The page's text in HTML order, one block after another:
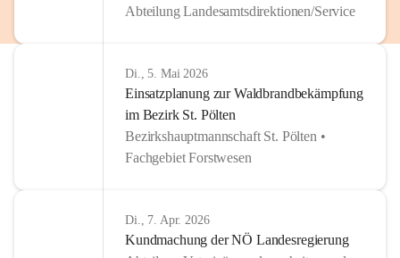
Abteilung Landesamtsdirektionen/Service
Di., 5. Mai 2026
Einsatzplanung zur Waldbrandbekämpfung
im Bezirk St. Pölten
Bezirkshauptmannschaft St. Pölten •
Fachgebiet Forstwesen
Di., 7. Apr. 2026
Kundmachung der NÖ Landesregierung